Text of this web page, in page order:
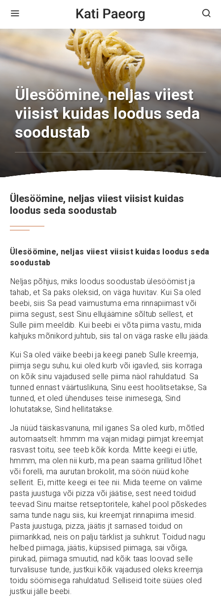
Ülesöömine, neljas viiest
viisist kuidas loodus seda
soodustab
Ülesöömine, neljas viiest viisist kuidas
loodus seda soodustab
Ülesöömine, neljas viiest viisist kuidas loodus seda
soodustab
Neljas põhjus, miks loodus soodustab ülesöömist ja
tahab, et Sa paks oleksid, on väga huvitav. Kui Sa oled
beebi, siis Sa pead vaimustuma ema rinnapiimast või
piima segust, sest Sinu ellujäämine sõltub sellest, et
Sulle piim meeldib. Kui beebi ei võta piima vastu, mida
kahjuks mõnikord juhtub, siis tal on väga raske ellu jääda.
Kui Sa oled väike beebi ja keegi paneb Sulle kreemja,
piimja segu suhu, kui oled kurb või igavled, siis korraga
on kõik sinu vajadused selle piima näol rahuldatud. Sa
tunned ennast väärtuslikuna, Sinu eest hoolitsetakse, Sa
tunned, et oled ühenduses teise inimesega, Sind
lohutatakse, Sind hellitatakse.
Ja nüüd täiskasvanuna, mil iganes Sa oled kurb, mõtled
automaatselt: hmmm ma vajan midagi piimjat kreemjat
rasvast toitu, see teeb kõik korda. Mitte keegi ei ütle,
hmmm, ma olen nii kurb, ma pean saama grillitud lõhet
või forelli, ma aurutan brokolit, ma söön nüüd kohe
sellerit. Ei, mitte keegi ei tee nii. Mida teeme on valime
pasta juustuga või pizza või jäätise, sest need toidud
teevad Sinu maitse retseptoritele, kahel pool põskedes
sama tunde nagu siis, kui kreemjat rinnapiima imesid.
Pasta juustuga, pizza, jäätis jt sarnased toidud on
piimarikkad, neis on palju tärklist ja suhkrut. Toidud nagu
helbed piimaga, jäätis, küpsised piimaga, sai võiga,
pirukad, piimaga smuutid, nad kõik taas loovad selle
turvalisuse tunde, justkui kõik vajadused oleks kreemja
toidu söömisega rahuldatud. Selliseid toite süües oled
justkui jälle beebi.